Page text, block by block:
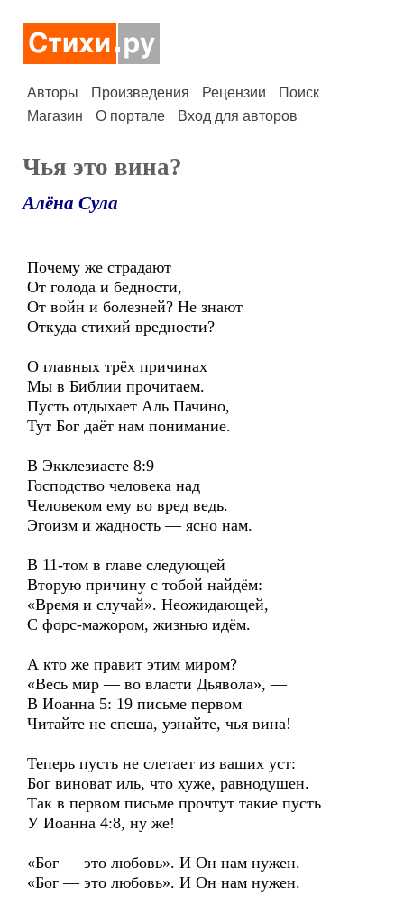
Авторы Произведения Рецензии
Поиск
Магазин
О портале Вход для авторов
Чья это вина?
Алёна Сула
Почему же страдают
От голода и бедности,
От войн и болезней? Не знают
Откуда стихий вредности?
О главных трёх причинах
Мы в Библии прочитаем.
Пусть отдыхает Аль Пачино,
Тут Бог даёт нам понимание.
В Экклезиасте 8:9
Господство человека над
Человеком ему во вред ведь.
Эгоизм и жадность — ясно нам.
В 11-том в главе следующей
Вторую причину с тобой найдём:
«Время и случай». Неожидающей,
С форс-мажором, жизнью идём.
А кто же правит этим миром?
«Весь мир — во власти Дьявола», —
В Иоанна 5: 19 письме первом
Читайте не спеша, узнайте, чья вина!
Теперь пусть не слетает из ваших уст:
Бог виноват иль, что хуже, равнодушен.
Так в первом письме прочтут такие пусть
У Иоанна 4:8, ну же!
«Бог — это любовь». И Он нам нужен.
«Бог — это любовь». И Он нам нужен.